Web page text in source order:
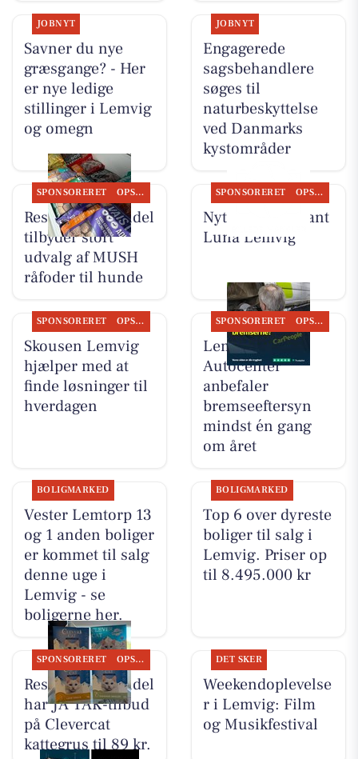
JOBNYT
Savner du nye
græsgange? - Her
er nye ledige
stillinger i Lemvig
og omegn
JOBNYT
Engagerede
sagsbehandlere
søges til
naturbeskyttelse
ved Danmarks
kystområder
SPONSORERET OPSLAGSTAVLEN
Resen Landhandel
tilbyder stort
udvalg af MUSH
råfoder til hunde
SPONSORERET OPSLAGSTAVLEN
Nyt fra Restaurant
Luna Lemvig
SPONSORERET OPSLAGSTAVLEN
Skousen Lemvig
hjælper med at
finde løsninger til
hverdagen
SPONSORERET OPSLAGSTAVLEN
Lemvig
Autocenter
anbefaler
bremseeftersyn
mindst én gang
om året
BOLIGMARKED
Vester Lemtorp 13
og 1 anden boliger
er kommet til salg
denne uge i
Lemvig - se
boligerne her.
BOLIGMARKED
Top 6 over dyreste
boliger til salg i
Lemvig. Priser op
til 8.495.000 kr
SPONSORERET OPSLAGSTAVLEN
Resen Landhandel
har JA TAK-tilbud
på Clevercat
kattegrus til 89 kr.
DET SKER
Weekendoplevelse
r i Lemvig: Film
og Musikfestival